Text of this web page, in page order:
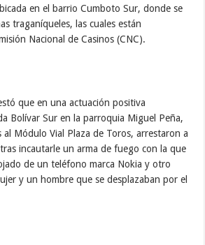
en el barrio Cumboto Sur, donde se
traganíqueles, las cuales están
Nacional de Casinos (CNC).
que en una actuación positiva
Bolívar Sur en la parroquia Miguel Peña,
Módulo Vial Plaza de Toros, arrestaron a
incautarle un arma de fuego con la que
de un teléfono marca Nokia y otro
y un hombre que se desplazaban por el